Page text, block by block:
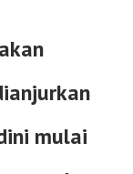
mulai